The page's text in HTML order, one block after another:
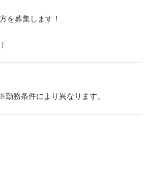
を募集します！
務条件により異なります。